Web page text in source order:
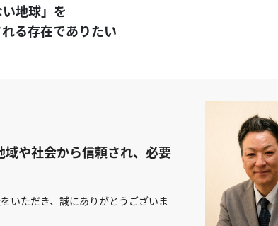
地球」を
る存在でありたい
や社会から信頼され、必要
いただき、誠にありがとうございま